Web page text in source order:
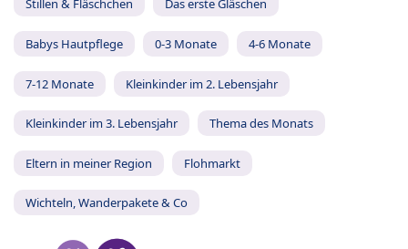
Stillen & Fläschchen Das erste Gläschen
Babys Hautpflege 0-3 Monate 4-6 Monate
7-12 Monate Kleinkinder im 2. Lebensjahr
Kleinkinder im 3. Lebensjahr Thema des Monats
Eltern in meiner Region Flohmarkt
Wichteln, Wanderpakete & Co